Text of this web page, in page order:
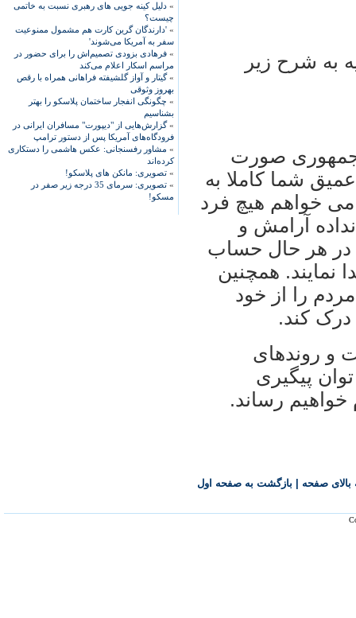
» دلیل کینه جویی های رهبری نسبت به خاتمی
چیست؟
» 'دارندگان گرین کارت هم مشمول ممنوعیت
سفر به آمریکا می‌شوند'
» فرهادی بزودی تصمیم‌اش را برای حضور در
مراسم اسکار اعلام می‌کند
»گیتار و آواز گلشیفته فراهانی همراه با رقص
بهروز وثوقی
» چگونگی انفجار ساختمان پلاسکو را بهتر
بشناسیم
»گزارش‌هایی از "دیپورت" مسافران ایرانی در
فرودگاه‌های آمریکا پس از دستور ترامپ
» مشاور رفسنجانی: عکس هاشمی را دستکاری
کرده‌اند
» تصویری: مانکن های پلاسکو!
»
تصویری: سرمای 35 درجه زیر صفر در
مسکو!
به شرح زیر
جمهوری صورت
شما کاملا به
خواهم هیچ فرد
آرامش و
در هر حال حساب
نمایند. همچنین
را از خود
درک کند.
و روندهای
پیگیری
خواهیم رساند.
صفحه بازگشت به صفحه اول